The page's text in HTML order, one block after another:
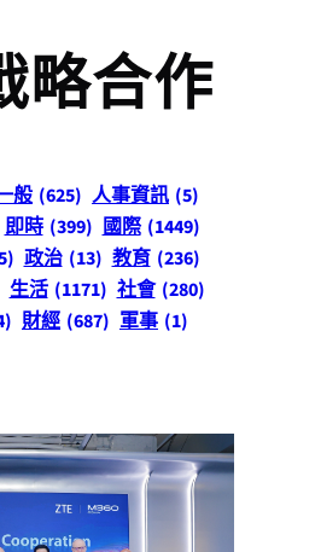
略合作
般 (625) 人事資訊 (5)
即時 (399) 國際 (1449)
政治 (13) 教育 (236)
生活 (1171) 社會 (280)
財經 (687) 軍事 (1)